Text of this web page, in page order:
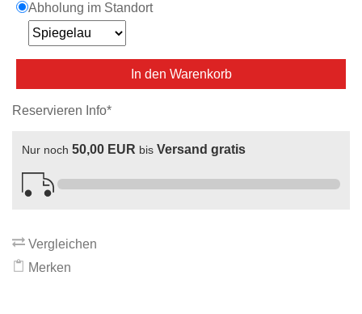
Abholung im Standort
In den Warenkorb
Reservieren Info*
Nur noch 50,00 EUR bis Versand gratis
Vergleichen
Merken